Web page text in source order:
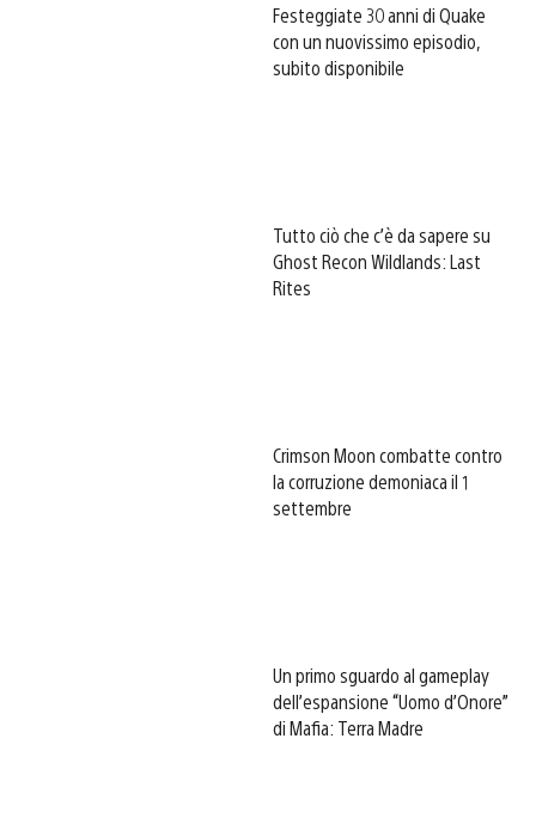
Festeggiate 30 anni di Quake
con un nuovissimo episodio,
subito disponibile
Tutto ciò che c’è da sapere su
Ghost Recon Wildlands: Last
Rites
Crimson Moon combatte contro
la corruzione demoniaca il 1
settembre
Un primo sguardo al gameplay
dell’espansione “Uomo d’Onore”
di Mafia: Terra Madre